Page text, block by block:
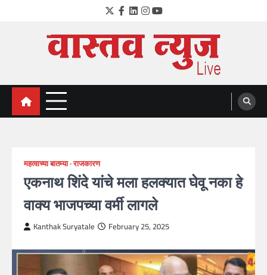
Twitter
Facebook
LinkedIn
Instagram
YouTube
VastavNEWSLive.com
a leading NEWS portal of Maharahstra
महत्वाच्या बातम्या राजकारण
एकनाथ शिंदे यांचे मला हलक्यात घेवू नका हे
वाक्य भाजपच्या वर्मी लागले
Kanthak Suryatale February 25, 2025